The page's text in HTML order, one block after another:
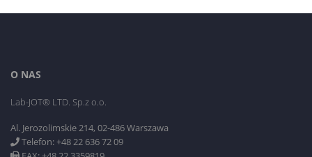
O NAS
Lab-JOT® LTD. Sp.z o.o.
Al. Jerozolimskie 214, 02-486 Warszawa
Telefon: +48 22 636 72 09